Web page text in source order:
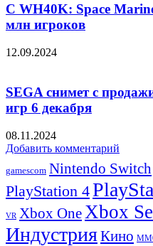
С WH40K: Space
млн игроков
12.09.2024
SEGA снимет с
игр 6 декабря
08.11.2024
Добавить комментарий
gamescom Nintendo Switch
PlayStation 4
VR Xbox OneXbox
ИндустрияКино